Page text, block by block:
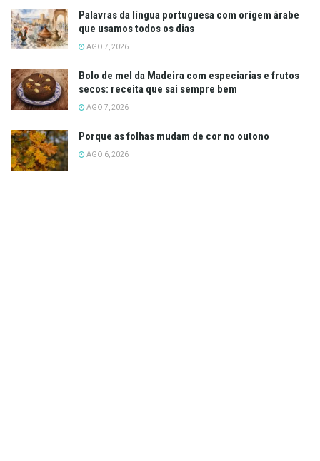
Palavras da língua portuguesa com origem árabe
que usamos todos os dias
AGO 7, 2026
Bolo de mel da Madeira com especiarias e frutos
secos: receita que sai sempre bem
AGO 7, 2026
Porque as folhas mudam de cor no outono
AGO 6, 2026